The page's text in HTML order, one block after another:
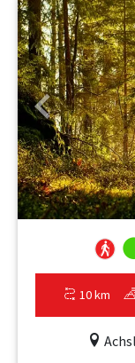
Previous
10 km